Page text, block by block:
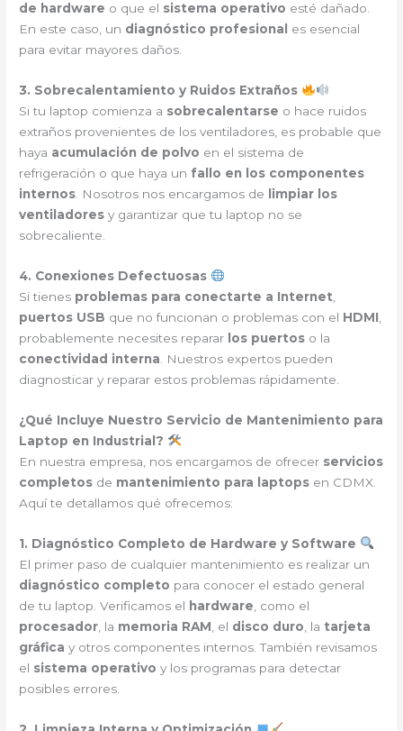
de hardware o que el sistema operativo esté dañado.
En este caso, un diagnóstico profesional
es esencial
para evitar mayores daños.
3. Sobrecalentamiento y Ruidos Extraños
Si tu laptop comienza a sobrecalentarse o hace ruidos
extraños provenientes de los ventiladores, es probable que
haya acumulación de polvo en el sistema de
refrigeración o que haya un fallo en los componentes
internos . Nosotros nos encargamos de
limpiar los
ventiladores y garantizar que tu laptop no se
sobrecaliente.
4. Conexiones Defectuosas
Si tienes problemas para conectarte a Internet
puertos USB que no funcionan o problemas con el HDMI
probablemente necesites reparar los puertos o la
conectividad interna . Nuestros expertos pueden
diagnosticar y reparar estos problemas rápidamente.
¿Qué Incluye Nuestro Servicio de Mantenimiento para
Laptop en Industrial?
En nuestra empresa, nos encargamos de ofrecer servicios
completos de mantenimiento para laptops en CDMX.
Aquí te detallamos qué ofrecemos:
1. Diagnóstico Completo de Hardware y Software
El primer paso de cualquier mantenimiento es realizar un
diagnóstico completo para conocer el estado general
de tu laptop. Verificamos el hardware , como el
procesador , la memoria RAM , el disco duro , la tarjeta
gráfica y otros componentes internos. También revisamos
el sistema operativo y los programas para detectar
posibles errores.